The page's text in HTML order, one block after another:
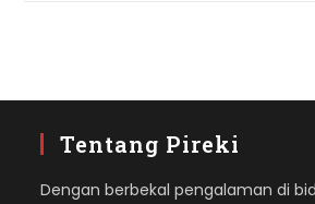
Tentang Pireki
Dengan berbekal pengalaman di